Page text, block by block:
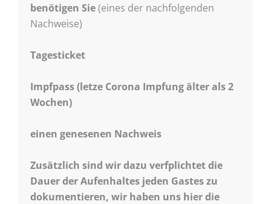
benötigen Sie(eines der nachfolgenden
Nachweise)
Tagesticket
Impfpass (letze Corona Impfung älter als 2
Wochen)
einen genesenen Nachweis
Zusätzlich sind wir dazu verfplichtet die
Dauer der Aufenhaltes jeden Gastes zu
dokumentieren, wir haben uns hier die